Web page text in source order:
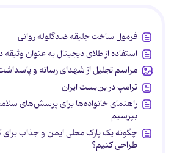
فرمول ساخت جلیقه ضدگلوله روانی
استفاده از طلای دیجیتال به عنوان وثیقه
مراسم تجلیل از شهدای رسانه و پاسداشت
ترامپ در بن‌بست ایران
راهنمای خانواده‌ها برای پرسش‌های
بپرسیم
چگونه یک پارک محلی ایمن و جذاب برای
طراحی کنیم؟